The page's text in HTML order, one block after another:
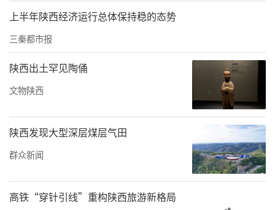
每场推介后的恳谈交流，眉县团队都与当地文
旅部门和重点旅行社负责人坦诚对话，认真听
取他们对产品设计、服务细节和渠道推广的真
切建议。针对甘肃市场偏好的短途度假和家庭
亲子游需求，眉县方面当即回应将优化线路组
合，推出更具弹性的套餐产品，并建立专属联
络群，方便后续日常对接。真诚务实的态度赢
得了甘肃三地旅游企业的积极反馈，多家旅行
社现场表达了组团踩线和暑期送客的初步意
向。
上半年陕西经济运行总体保持稳的态势
三秦都市报
陕西出土罕见陶俑
文物陕西
陕西发现大型深层煤层气田
群众新闻
高铁“穿针引线”重构陕西旅游新格局